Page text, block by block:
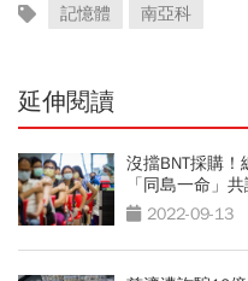
記憶體 南亞科
延伸閱讀
沒擋BNT採購
「同島一命」
2022-09-13